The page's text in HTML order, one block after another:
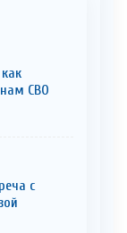
СВО
с